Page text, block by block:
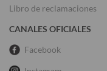
Libro de reclamaciones
CANALES OFICIALES
Facebook